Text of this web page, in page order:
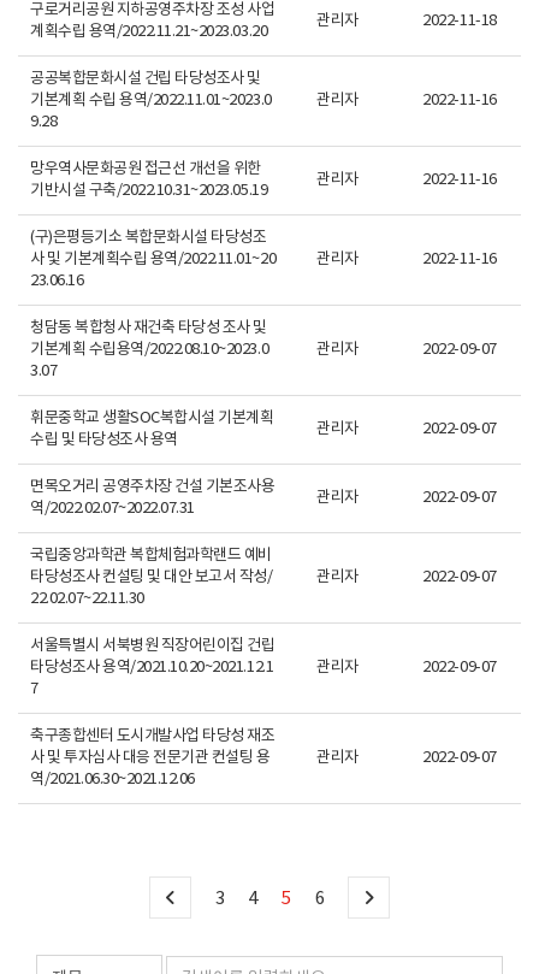
구로거리공원 지하공영주차장 조성 사업
계획수립 용역/2022.11.21~2023.03.20
관리자 2022-11-18
공공복합문화시설 건립 타당성조사 및
기본계획 수립 용역/2022.11.01~2023.0
9.28
관리자 2022-11-16
망우역사문화공원 접근선 개선을 위한
기반시설 구축/2022.10.31~2023.05.19
관리자 2022-11-16
(구)은평등기소 복합문화시설 타당성조
사 및 기본계획수립 용역/2022.11.01~20
23.06.16
관리자 2022-11-16
청담동 복합청사 재건축 타당성 조사 및
기본계획 수립용역/2022.08.10~2023.0
3.07
관리자 2022-09-07
휘문중학교 생활SOC복합시설 기본계획
수립 및 타당성조사 용역
관리자 2022-09-07
면목오거리 공영주차장 건설 기본조사용
역/2022.02.07~2022.07.31
관리자 2022-09-07
국립중앙과학관 복합체험과학랜드 예비
타당성조사 컨설팅 및 대안 보고서 작성/
22.02.07~22.11.30
관리자 2022-09-07
서울특별시 서북병원 직장어린이집 건립
타당성조사 용역/2021.10.20~2021.12.1
7
관리자 2022-09-07
축구종합센터 도시개발사업 타당성 재조
사 및 투자심사 대응 전문기관 컨설팅 용
역/2021.06.30~2021.12.06
관리자 2022-09-07
3 4 5 6